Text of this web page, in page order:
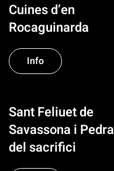
Cuines d’en
Rocaguinarda
Info
Sant Feliuet de
Savassona i Pedra
del sacrifici